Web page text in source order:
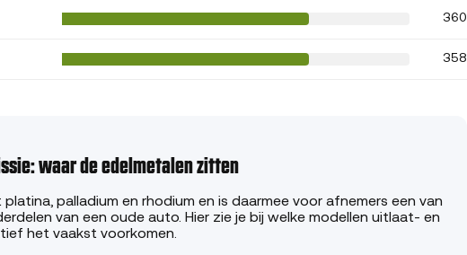
360
358
waar de edelmetalen zitten
palladium en rhodium en is daarmee voor afnemers een van
van een oude auto. Hier zie je bij welke modellen uitlaat- en
het vaakst voorkomen.